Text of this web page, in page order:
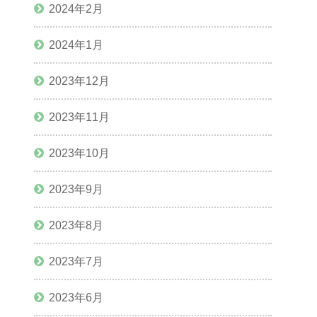
2024年2月
2024年1月
2023年12月
2023年11月
2023年10月
2023年9月
2023年8月
2023年7月
2023年6月